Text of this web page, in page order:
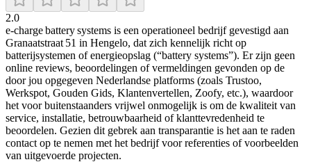
2.0
e‑charge battery systems is een operationeel bedrijf gevestigd aan
Granaatstraat 51 in Hengelo, dat zich kennelijk richt op
batterijsystemen of energieopslag (“battery systems”). Er zijn geen
online reviews, beoordelingen of vermeldingen gevonden op de
door jou opgegeven Nederlandse platforms (zoals Trustoo,
Werkspot, Gouden Gids, Klantenvertellen, Zoofy, etc.), waardoor
het voor buitenstaanders vrijwel onmogelijk is om de kwaliteit van
service, installatie, betrouwbaarheid of klanttevredenheid te
beoordelen. Gezien dit gebrek aan transparantie is het aan te raden
contact op te nemen met het bedrijf voor referenties of voorbeelden
van uitgevoerde projecten.